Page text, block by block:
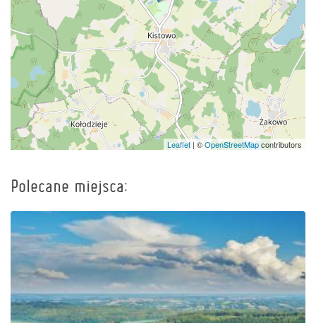
Leaflet | ©OpenStreetMapcontributors
Polecane miejsca: